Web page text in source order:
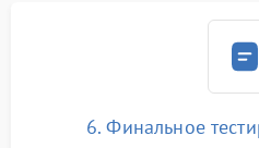
6. Финальное